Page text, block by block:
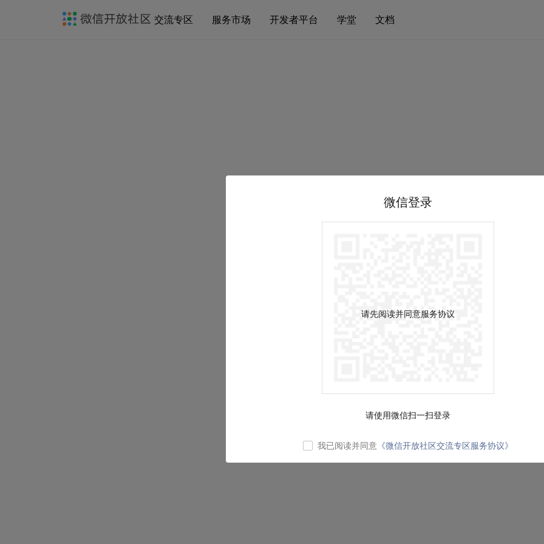
交流专区 服务市场 开发者平台 学堂 文档
微信登录
请先阅读并同意服务协议
请使用微信扫一扫登录
我已阅读并同意 《微信开放社区交流专区服务协议》